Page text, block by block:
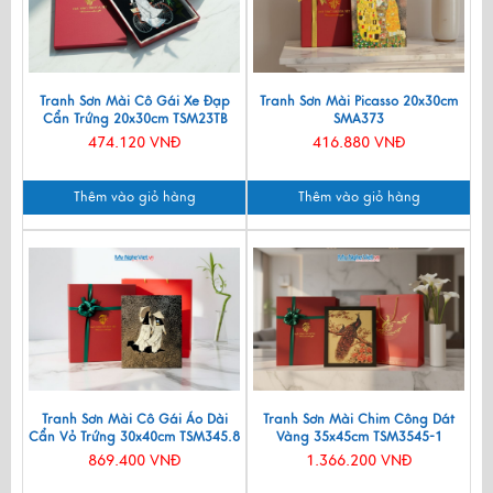
Tranh Sơn Mài Cô Gái Xe Đạp
Cẩn Trứng 20x30cm TSM23TB
474.120 VNĐ
Thêm vào giỏ hàng
Tranh Sơn Mài Picasso 20x30cm
SMA373
416.880 VNĐ
Thêm vào giỏ hàng
Tranh Sơn Mài Cô Gái Áo Dài
Cẩn Vỏ Trứng 30x40cm TSM345.8
869.400 VNĐ
Tranh Sơn Mài Chim Công Dát
Vàng 35x45cm TSM3545-1
1.366.200 VNĐ